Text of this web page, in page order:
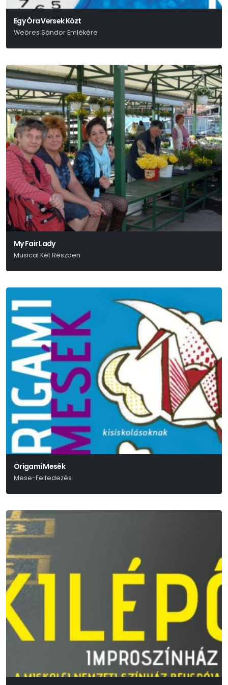
Egy Óra Versek Közt
Weöres Sándor Emlékére
My Fair Lady
Musical Két Részben
Origami Mesék
Mese-Felfedezés